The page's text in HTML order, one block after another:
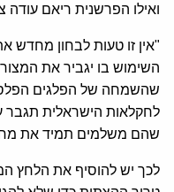
ואילו הפרשנית ריאם עודה
"אין זו טעות לבחון
השימוש בו יגביר את
שהשמחה של הפלגים
לחקלאות הישראלית תגבר
שהם משלמים תמיד את
לכך יש להוסיף את הלחץ